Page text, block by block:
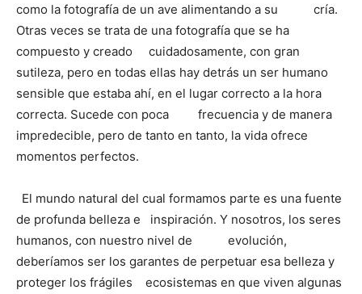
como la fotografía de un ave alimentando a su cría.
Otras veces se trata de una fotografía que se ha
compuesto y creado cuidadosamente, con gran
sutileza, pero en todas ellas hay detrás un ser humano
sensible que estaba ahí, en el lugar correcto a la hora
correcta. Sucede con poca frecuencia y de manera
impredecible, pero de tanto en tanto, la vida ofrece
momentos perfectos.
El mundo natural del cual formamos parte es una fuente
de profunda belleza e inspiración. Y nosotros, los seres
humanos, con nuestro nivel de evolución,
deberíamos ser los garantes de perpetuar esa belleza y
proteger los frágiles ecosistemas en que viven algunas